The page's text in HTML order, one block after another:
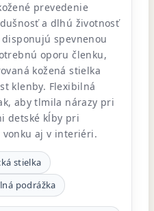
prevedenie
a dlhú životnosť
spevnenou
oporu členku,
kožená stielka
klenby. Flexibilná
aby tlmila nárazy pri
detské kĺby pri
vonku aj v interiéri.
stielka
podrážka